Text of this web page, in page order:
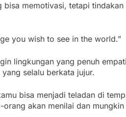
bisa memotivasi, tetapi
you wish to see in the world.”
lingkungan yang penuh
selalu berkata jujur.
bisa menjadi teladan di
orang akan menilai dan